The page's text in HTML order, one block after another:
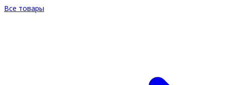
Все товары